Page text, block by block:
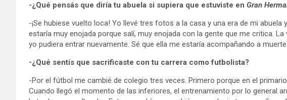
-¿Qué pensás que diría tu abuela si supiera que estuviste en Gran
-¡Se hubiese vuelto loca! Yo llevé tres fotos a la casa y una era de mi abuela
estaría muy enojada porque salí, muy enojada con la gente que me critica.
yo pudiera entrar nuevamente. Sé que ella me estaría acompañando a muerte.
-¿Qué sentís que sacrificaste con tu carrera como futbolista?
-Por el fútbol me cambié de colegio tres veces. Primero porque en el
Cuando llegó el momento de las inferiores, el entrenamiento por lo general